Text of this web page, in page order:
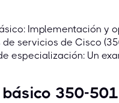
Implementación y
servicios de Cisco
especialización: Un
básico 350-